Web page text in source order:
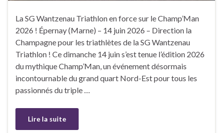
La SG Wantzenau Triathlon en force sur le Champ’Man
2026 ! Épernay (Marne) – 14 juin 2026 – Direction la
Champagne pour les triathlètes de la SG Wantzenau
Triathlon ! Ce dimanche 14 juin s’est tenue l’édition 2026
du mythique Champ’Man, un événement désormais
incontournable du grand quart Nord-Est pour tous les
passionnés du triple …
Lire la suite